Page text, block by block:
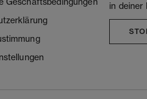
in deiner